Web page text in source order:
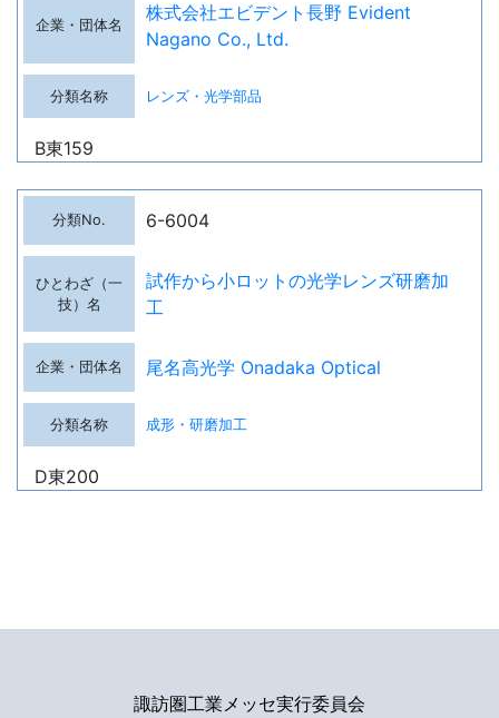
株式会社エビデント長野 Evident
Nagano Co., Ltd.
レンズ・光学部品
B東159
6-6004
試作から小ロットの光学レンズ研磨加
工
尾名高光学 Onadaka Optical
成形・研磨加工
D東200
諏訪圏工業メッセ実行委員会